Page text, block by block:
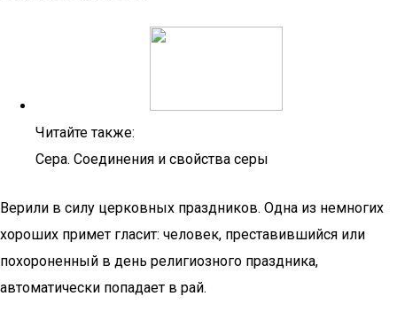
Читайте также:
Сера. Соединения и свойства серы
Верили в силу церковных праздников. Одна из немногих
хороших примет гласит: человек, преставившийся или
похороненный в день религиозного праздника,
автоматически попадает в рай.